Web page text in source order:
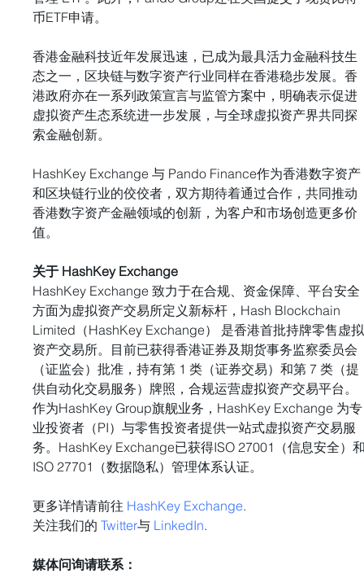
币ETF申请。
香港金融科技近年发展迅速，已成为最具活力金融科技生
态之一，区块链与数字资产行业同样在香港稳步发展。香
港政府亦在一系列政策宣言与监管方案中，明确表示促进
虚拟资产生态系统进一步发展，与全球虚拟资产界共同探
索金融创新。
HashKey Exchange 与 Pando Finance作为香港数字资产
和区块链行业的佼佼者，双方期待着通过合作，共同推动
香港数字资产金融领域的创新，为客户和市场创造更多价
值。
关于 HashKey Exchange
HashKey Exchange 致力于在合规、资金保障、平台安全
方面为虚拟资产交易所定义新标杆，Hash Blockchain
Limited（HashKey Exchange） 是香港首批持牌零售虚拟
资产交易所。目前已获得香港证券及期货事务监察委员会
（证监会）批准，持有第 1 类（证券交易）和第 7 类（提
供自动化交易服务）牌照，合规运营虚拟资产交易平台。
作为HashKey Group旗舰业务，HashKey Exchange 为专
业投资者（PI）与零售投资者提供一站式虚拟资产交易服
务。HashKey Exchange已获得ISO 27001（信息安全）
ISO 27701（数据隐私）管理体系认证。
更多详情请前往 HashKey Exchange.
关注我们的 Twitter与 LinkedIn.
媒体问询请联系：